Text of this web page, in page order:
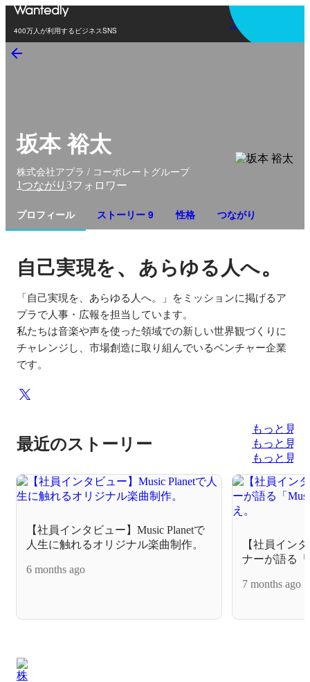
400万人が利用するビジネスSNS
アプリを使う
坂本 裕太
株式会社アプラ / コーポレートグループ
1つながり 3フォロワー
プロフィール ストーリー 9 性格 つながり
自己実現を、 あらゆる人へ。
「自己実現を、あらゆる人へ。」をミッションに掲げるア
プラで人事・広報を担当しています。
私たちは音楽や声を使った領域での新しい世界観づくりに
チャレンジし、市場創造に取り組んでいるベンチャー企業
です。
最近のストーリー
もっと見る
もっと見る
もっと見る
【社員インタビュー】Music Planetで
人生に触れるオリジナル楽曲制作。
6 months ago
【社員イン
ナーが語る「
7 months ago